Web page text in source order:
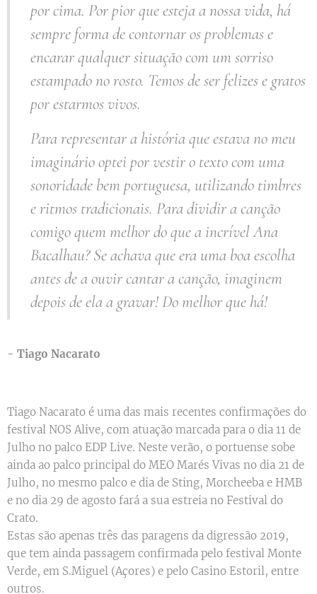
por cima. Por pior que esteja a nossa vida, há
sempre forma de contornar os problemas e
encarar qualquer situação com um sorriso
estampado no rosto. Temos de ser felizes e gratos
por estarmos vivos.
Para representar a história que estava no meu
imaginário optei por vestir o texto com uma
sonoridade bem portuguesa, utilizando timbres
e ritmos tradicionais. Para dividir a canção
comigo quem melhor do que a incrível Ana
Bacalhau? Se achava que era uma boa escolha
antes de a ouvir cantar a canção, imaginem
depois de ela a gravar! Do melhor que há!
- Tiago Nacarato
Tiago Nacarato é uma das mais recentes confirmações do
festival NOS Alive, com atuação marcada para o dia 11 de
Julho no palco EDP Live. Neste verão, o portuense sobe
ainda ao palco principal do MEO Marés Vivas no dia 21 de
Julho, no mesmo palco e dia de Sting, Morcheeba e HMB
e no dia 29 de agosto fará a sua estreia no Festival do
Crato.
Estas são apenas três das paragens da digressão 2019,
que tem ainda passagem confirmada pelo festival Monte
Verde, em S.Miguel (Açores) e pelo Casino Estoril, entre
outros.